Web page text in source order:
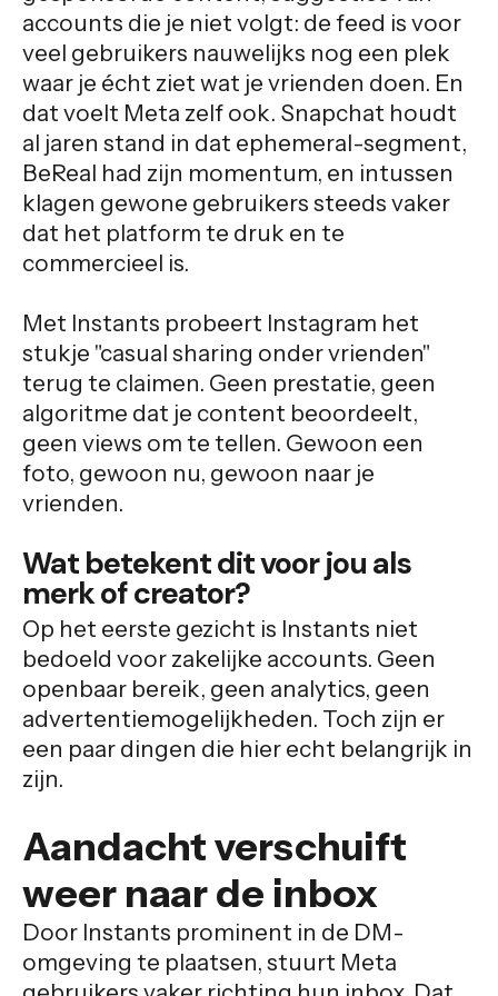
accounts die je niet volgt: de feed is voor
veel gebruikers nauwelijks nog een plek
waar je écht ziet wat je vrienden doen. En
dat voelt Meta zelf ook. Snapchat houdt
al jaren stand in dat ephemeral-segment,
BeReal had zijn momentum, en intussen
klagen gewone gebruikers steeds vaker
dat het platform te druk en te
commercieel is.
Met Instants probeert Instagram het
stukje "casual sharing onder vrienden"
terug te claimen. Geen prestatie, geen
algoritme dat je content beoordeelt,
geen views om te tellen. Gewoon een
foto, gewoon nu, gewoon naar je
vrienden.
Wat betekent dit voor jou als
merk of creator?
Op het eerste gezicht is Instants niet
bedoeld voor zakelijke accounts. Geen
openbaar bereik, geen analytics, geen
advertentiemogelijkheden. Toch zijn er
een paar dingen die hier echt belangrijk in
zijn.
Aandacht verschuift
weer naar de inbox
Door Instants prominent in de DM-
omgeving te plaatsen, stuurt Meta